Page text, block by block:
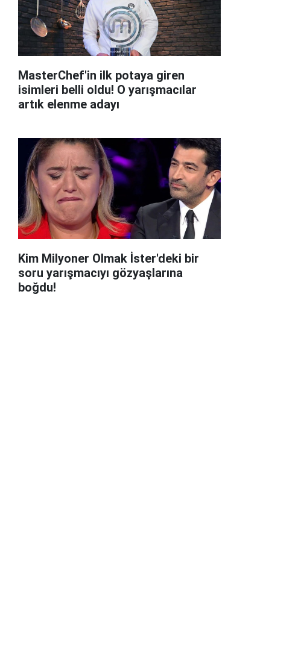
MasterChef'in ilk potaya giren
isimleri belli oldu! O yarışmacılar
artık elenme adayı
Kim Milyoner Olmak İster'deki bir
soru yarışmacıyı gözyaşlarına
boğdu!